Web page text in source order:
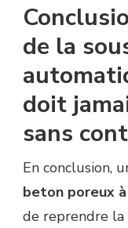
de la
doit
sans
En conclusion,
beton poreux
de reprendre la